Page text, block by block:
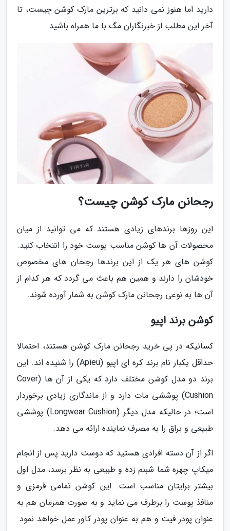
دارید اما هنوز نمی دانید که برترین مارک کوشن چیست، تا
آخر این مطلب از خبرنگاران مگ با ما همراه باشید.
رجحانن مارک کوشن چیست؟
این روزها برندهای زیادی هستند که می توانید از میان
محصولات آن ها کوشن مناسب پوست خود را انتخاب کنید.
کوشن های هر یک از این برندها رجحان های مخصوص
خودشان را دارند و همین هم باعث می گردد که هر کدام از
آن ها به نوعی رجحانن مارک کوشن به شمار آورده شوند.
کوشن برند اپیو
کسانیکه در پی خرید رجحانن مارک کوشن هستند، احتمالا
حداقل یکبار نام برند کره ای اپیو (Apieu) را شنیده اند. این
برند دو مدل کوشن مختلف دارد که یکی از آن ها (Cover
Cushion) پوششی مات دارد و از ماندگاری زیادی برخوردار
است؛ در حالیکه مدل دیگر (Longwear Cushion) پوششی
طبیعی و براق را به مصرف نماینده ارائه می دهد.
اگر از آن دسته افرادی هستید که دوست دارید پس از انجام
میکاپ چهره شما شبنم زده و طبیعی به نظر برسد، مدل اول
بیشتر برایتان مناسب است. این کوشن تمامی قرمزی و
منافذ پوست را برطرف می نماید و به صورت همزمان هم به
عنوان پودر فیت و هم به عنوان پودر کاور عمل خواهد نمود.